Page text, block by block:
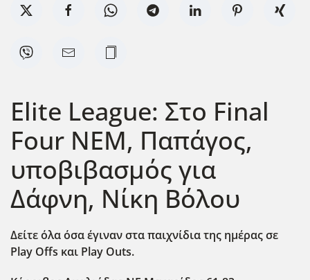
Elite League: Στο Final
Four ΝΕΜ, Παπάγος,
υποβιβασμός για
Δάφνη, Νίκη Βόλου
Δείτε όλα όσα έγιναν στα παιχνίδια της ημέρας σε
Play Offs και Play Outs.